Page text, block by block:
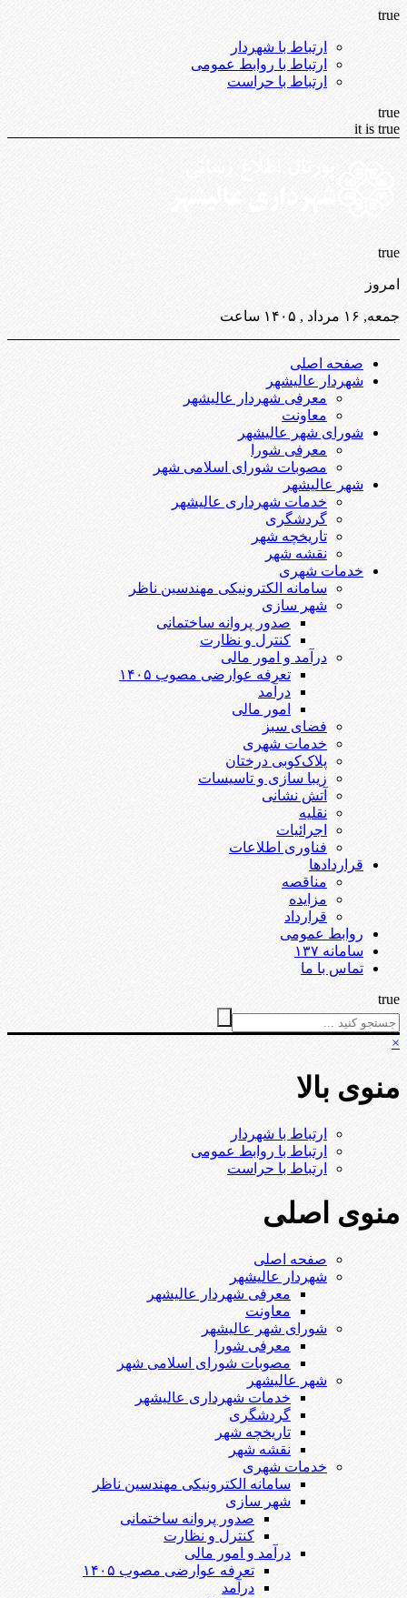
true
ارتباط با شهردار
ارتباط با روابط عمومی
ارتباط با حراست
true
it is true
true
امروز
جمعه, ۱۶ مرداد , ۱۴۰۵ ساعت
صفحه اصلی
شهردار عالیشهر
معرفی شهردار عالیشهر
معاونت
شورای شهر عالیشهر
معرفی شورا
مصوبات شورای اسلامی شهر
شهر عالیشهر
خدمات شهرداری عالیشهر
گردشگری
تاریخچه شهر
نقشه شهر
خدمات شهری
سامانه الکترونیکی مهندسین ناظر
شهر سازی
صدور پروانه ساختمانی
کنترل و نظارت
درآمد و امور مالی
تعرفه عوارضی مصوب ۱۴۰۵
درآمد
امور مالی
فضای سبز
خدمات شهری
پلاک‌کوبی درختان
زیبا سازی و تاسیسات
آتش نشانی
نقلیه
اجرائیات
فناوری اطلاعات
قراردادها
مناقصه
مزایده
قرارداد
روابط عمومی
سامانه ۱۳۷
تماس با ما
true
×
منوی بالا
ارتباط با شهردار
ارتباط با روابط عمومی
ارتباط با حراست
منوی اصلی
صفحه اصلی
شهردار عالیشهر
معرفی شهردار عالیشهر
معاونت
شورای شهر عالیشهر
معرفی شورا
مصوبات شورای اسلامی شهر
شهر عالیشهر
خدمات شهرداری عالیشهر
گردشگری
تاریخچه شهر
نقشه شهر
خدمات شهری
سامانه الکترونیکی مهندسین ناظر
شهر سازی
صدور پروانه ساختمانی
کنترل و نظارت
درآمد و امور مالی
تعرفه عوارضی مصوب ۱۴۰۵
درآمد